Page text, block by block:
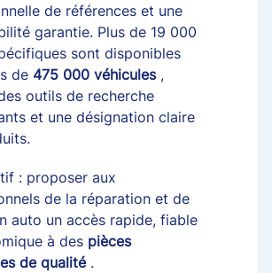
de références et une
garantie. Plus de 19 000
sont disponibles
de 475 000 véhicules ,
outils de recherche
et une désignation claire
: proposer aux
de la réparation et de
auto un accès rapide, fiable
à des pièces
de qualité .